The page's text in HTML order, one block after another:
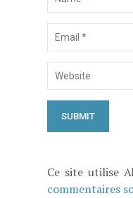
Ce site utilise
commentaires